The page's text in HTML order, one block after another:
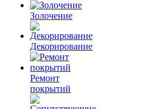
Золочение
Декорирование
Ремонт
покрытий